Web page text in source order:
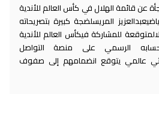
عن قائمة الهلال في كأس العالم للأندية
المريسلضجة كبيرة بتصريحاته
للمشاركة فيكأس العالم للأندية
الرسمي على منصة التواصل
عالمي يتوقع انضمامهم إلى صفوف